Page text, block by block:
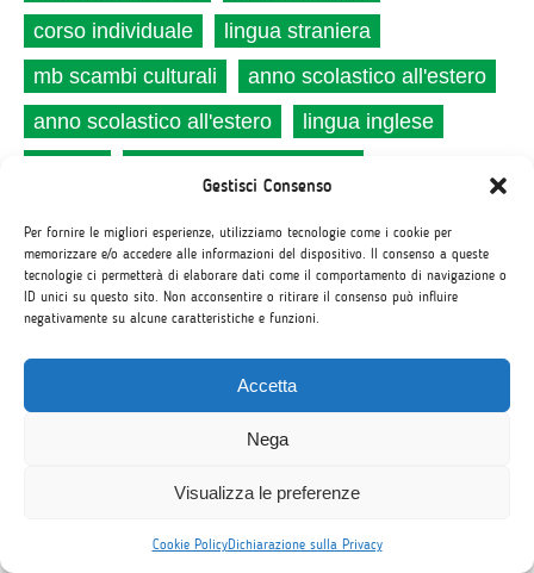
Gestisci Consenso
Per fornire le migliori esperienze, utilizziamo tecnologie come i cookie per
memorizzare e/o accedere alle informazioni del dispositivo. Il consenso a queste
tecnologie ci permetterà di elaborare dati come il comportamento di navigazione o
ID unici su questo sito. Non acconsentire o ritirare il consenso può influire
negativamente su alcune caratteristiche e funzioni.
Accetta
Nega
Visualizza le preferenze
Cookie PolicyDichiarazione sulla Privacy
corso individuale
lingua straniera
mb scambi culturali
anno scolastico all'estero
anno scolastico all'estero
lingua inglese
Archivio
Giugno 2026
Ottobre 2025